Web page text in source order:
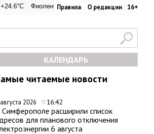
Правила О редакции 16+
Фиолент: +25.2°C Казачья бухта: +25.2°C
+25.4°C Керчь: +30.9°C Никитский сад:
КАЛЕНДАРЬ
читаемые новости
2026 16:42
Симферополе расширили список
для планового отключения
6 августа